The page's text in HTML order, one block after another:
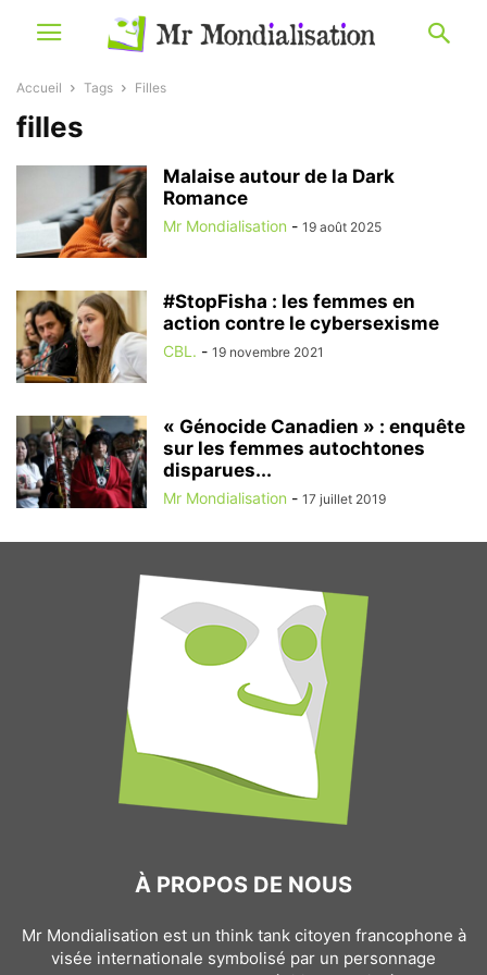
Accueil Tags Filles
filles
Malaise autour de la Dark
Romance
Mr Mondialisation - 19 août 2025
#StopFisha : les femmes en
action contre le cybersexisme
CBL. - 19 novembre 2021
« Génocide Canadien » : enquête
sur les femmes autochtones
disparues...
Mr Mondialisation - 17 juillet 2019
À PROPOS DE NOUS
Mr Mondialisation est un think tank citoyen francophone à
visée internationale symbolisé par un personnage